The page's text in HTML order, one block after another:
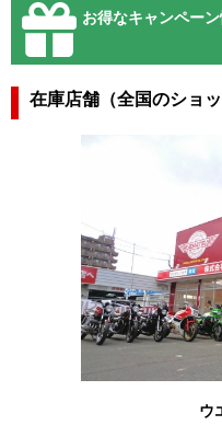
お得なキャンペーン
在庫店舗（全国のショ
ウ